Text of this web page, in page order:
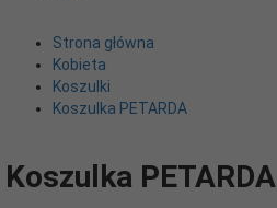
Strona główna
Kobieta
Koszulki
Koszulka PETARDA
Koszulka PETARDA